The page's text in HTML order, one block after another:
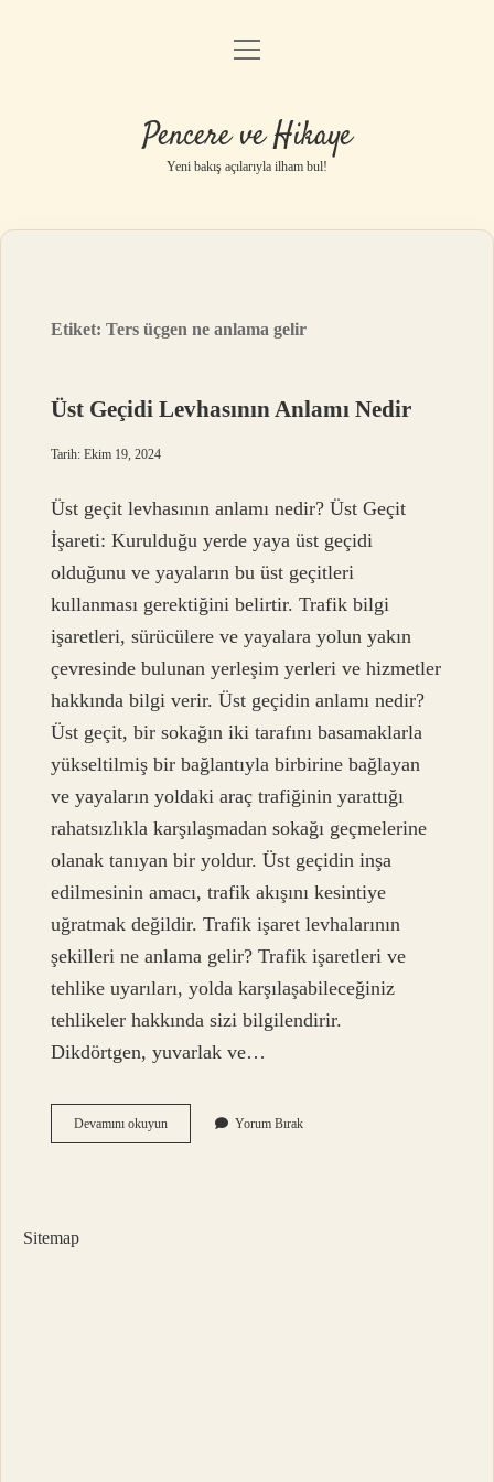
Anasayfa
Yasal Uyarı
menüyü
Pencere ve Hikaye
Yeni bakış açılarıyla ilham bul!
Etiket:Ters üçgen ne anlama gelir
Üst Geçidi Levhasının Anlamı Nedir
Tarih: Ekim 19, 2024
Üst geçit levhasının anlamı nedir? Üst Geçit
İşareti: Kurulduğu yerde yaya üst geçidi
olduğunu ve yayaların bu üst geçitleri
kullanması gerektiğini belirtir. Trafik bilgi
işaretleri, sürücülere ve yayalara yolun yakın
çevresinde bulunan yerleşim yerleri ve hizmetler
hakkında bilgi verir. Üst geçidin anlamı nedir?
Üst geçit, bir sokağın iki tarafını basamaklarla
yükseltilmiş bir bağlantıyla birbirine bağlayan
ve yayaların yoldaki araç trafiğinin yarattığı
rahatsızlıkla karşılaşmadan sokağı geçmelerine
olanak tanıyan bir yoldur. Üst geçidin inşa
edilmesinin amacı, trafik akışını kesintiye
uğratmak değildir. Trafik işaret levhalarının
şekilleri ne anlama gelir? Trafik işaretleri ve
tehlike uyarıları, yolda karşılaşabileceğiniz
tehlikeler hakkında sizi bilgilendirir.
Dikdörtgen, yuvarlak ve…
Devamını okuyunÜst
Geçidi
Yorum Bırak
Sitemap